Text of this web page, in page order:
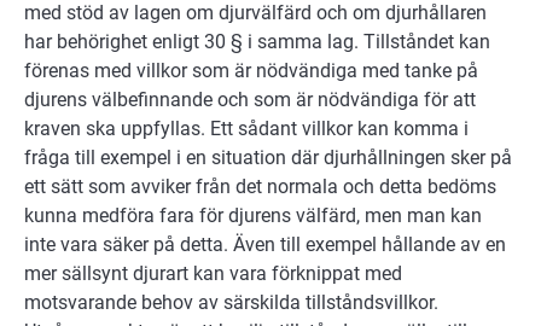
med stöd av lagen om djurvälfärd och om djurhållaren
har behörighet enligt 30 § i samma lag. Tillståndet kan
förenas med villkor som är nödvändiga med tanke på
djurens välbefinnande och som är nödvändiga för att
kraven ska uppfyllas. Ett sådant villkor kan komma i
fråga till exempel i en situation där djurhållningen sker på
ett sätt som avviker från det normala och detta bedöms
kunna medföra fara för djurens välfärd, men man kan
inte vara säker på detta. Även till exempel hållande av en
mer sällsynt djurart kan vara förknippat med
motsvarande behov av särskilda tillståndsvillkor.